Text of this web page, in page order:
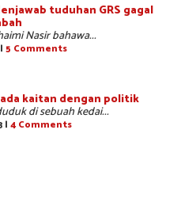
tuduhan GRS gagal
Nasir bahawa...
5 Comments
kaitan dengan politik
di sebuah kedai...
| 4 Comments